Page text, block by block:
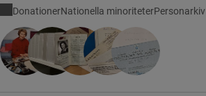
engagemang för sina medmänniskor.
DonationerNationella minoriteterPersonarkiv